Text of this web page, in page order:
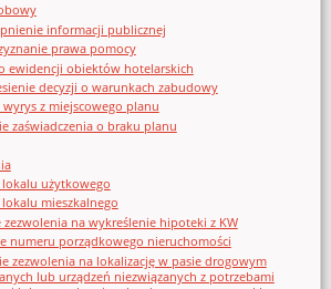
informacji publicznej
prawa pomocy
ewidencji obiektów hotelarskich
decyzji o warunkach zabudowy
z miejscowego planu
zaświadczenia o braku planu
użytkowego
mieszkalnego
na wykreślenie hipoteki z KW
numeru porządkowego nieruchomości
zezwolenia na lokalizację w pasie drogowym
lub urządzeń niezwiązanych z potrzebami